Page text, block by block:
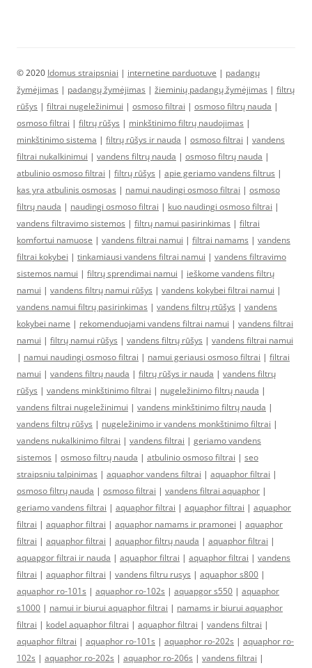
© 2020 Idomus straipsniai | internetine parduotuve | padangų
žymėjimas | padangų žymėjimas | žieminių padangų žymėjimas | filtrų
rūšys | filtrai nugeležinimui | osmoso filtrai | osmoso filtrų nauda |
osmoso filtrai | filtrų rūšys | minkštinimo filtrų naudojimas |
minkštinimo sistema | filtrų rūšys ir nauda | osmoso filtrai | vandens
filtrai nukalkinimui | vandens filtrų nauda | osmoso filtrų nauda |
atbulinio osmoso filtrai | filtrų rūšys | apie geriamo vandens filtrus |
kas yra atbulinis osmosas | namui naudingi osmoso filtrai | osmoso
filtrų nauda | naudingi osmoso filtrai | kuo naudingi osmoso filtrai |
vandens filtravimo sistemos | filtrų namui pasirinkimas | filtrai
komfortui namuose | vandens filtrai namui | filtrai namams | vandens
filtrai kokybei | tinkamiausi vandens filtrai namui | vandens filtravimo
sistemos namui | filtrų sprendimai namui | ieškome vandens filtrų
namui | vandens filtrų namui rūšys | vandens kokybei filtrai namui |
vandens namui filtrų pasirinkimas | vandens filtrų rtūšys | vandens
kokybei name | rekomenduojami vandens filtrai namui | vandens filtrai
namui | filtrų namui rūšys | vandens filtrų rūšys | vandens filtrai namui
| namui naudingi osmoso filtrai | namui geriausi osmoso filtrai | filtrai
namui | vandens filtrų nauda | filtrų rūšys ir nauda | vandens filtrų
rūšys | vandens minkštinimo filtrai | nugeležinimo filtrų nauda |
vandens filtrai nugeležinimui | vandens minkštinimo filtrų nauda |
vandens filtrų rūšys | nugeležinimo ir vandens monkštinimo filtrai |
vandens nukalkinimo filtrai | vandens filtrai | geriamo vandens
sistemos | osmoso filtrų nauda | atbulinio osmoso filtrai | seo
straipsniu talpinimas | aquaphor vandens filtrai | aquaphor filtrai |
osmoso filtrų nauda | osmoso filtrai | vandens filtrai aquaphor |
geriamo vandens filtrai | aquaphor filtrai | aquaphor filtrai | aquaphor
filtrai | aquaphor filtrai | aquaphor namams ir pramonei | aquaphor
filtrai | aquaphor filtrai | aquaphor filtrų nauda | aquaphor filtrai |
aquapgor filtrai ir nauda | aquaphor filtrai | aquaphor filtrai | vandens
filtrai | aquaphor filtrai | vandens filtru rusys | aquaphor s800 |
aquaphor ro-101s | aquaphor ro-102s | aquapgor s550 | aquaphor
s1000 | namui ir biurui aquaphor filtrai | namams ir biurui aquaphor
filtrai | kodel aquaphor filtrai | aquaphor filtrai | vandens filtrai |
aquaphor filtrai | aquaphor ro-101s | aquaphor ro-202s | aquaphor ro-
102s | aquaphor ro-202s | aquaphor ro-206s | vandens filtrai |